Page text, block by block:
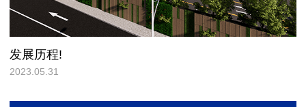
发展历程!
2023.05.31